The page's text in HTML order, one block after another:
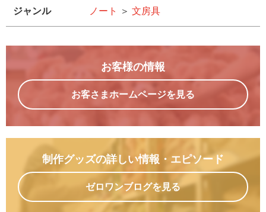
ジャンル ノート ＞ 文房具
お客様の情報
お客さまホームページを見る
制作グッズの詳しい情報 ・エピソード
ゼロワンブログを見る